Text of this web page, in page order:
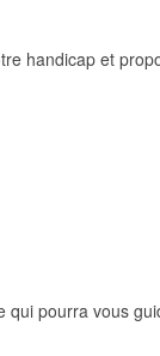
handicap et
pourra vous